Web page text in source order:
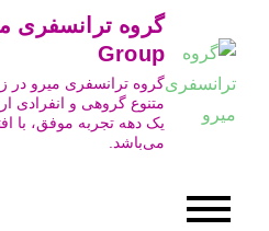
content
Group
گروه ترانسفری میرو در
متنوع گروهی و انفرادی
یک دهه تجربه موفق، با
می‌باشد.